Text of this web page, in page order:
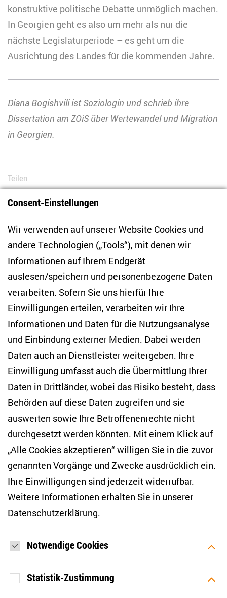
konstruktive politische Debatte unmöglich machen.
In Georgien geht es also um mehr als nur die
nächste Legislaturperiode – es geht um die
Ausrichtung des Landes für die kommenden Jahre.
Diana Bogishviliist Soziologin und schrieb ihre
Dissertation am ZOiS über Wertewandel und Migration
in Georgien.
Teilen
BlueskyLinkedInFacebook
Zentrum für Osteuropa- und internationale
Studien
Anton-Wilhelm-Amo-Str. 60
10117 Berlin
Tel. +49 (30) 2005949-17
info(at)zois-berlin(dot)de
NEWSLETTER
E-Mail-Adresse eingeben*
Ich möchte regelmäßig über aktuelle Themen,
werden. Ich bin zudem damit einverstanden, dass meine
Interaktionen mit den Newslettern gemessen werden (z. B.
Öffnung der E-Mail, angeklickte Links), sodass das ZOiS den
Newsletter optimieren und weiterhin möglichst relevante
mit Wirkung für die Zukunft widerrufen (Abmeldelink in jeder
von HTML-Inhalten in Ihrem E-Mail-Programm
standardmäßig deaktivieren. Weitere Hinweise zum
Consent-Einstellungen
Wir verwenden auf unserer Website Cookies und
andere Technologien („Tools“), mit denen wir
Informationen auf Ihrem Endgerät
auslesen/speichern und personenbezogene Daten
verarbeiten. Sofern Sie uns hierfür Ihre
Einwilligungen erteilen, verarbeiten wir Ihre
Informationen und Daten für die Nutzungsanalyse
und Einbindung externer Medien. Dabei werden
Daten auch an Dienstleister weitergeben. Ihre
Einwilligung umfasst auch die Übermittlung Ihrer
Daten in Drittländer, wobei das Risiko besteht, dass
Behörden auf diese Daten zugreifen und sie
auswerten sowie Ihre Betroffenenrechte nicht
durchgesetzt werden könnten. Mit einem Klick auf
„Alle Cookies akzeptieren“ willigen Sie in die zuvor
genannten Vorgänge und Zwecke ausdrücklich ein.
Ihre Einwilligungen sind jederzeit widerrufbar.
Weitere Informationen erhalten Sie in unserer
Datenschutzerklärung.
Notwendige Cookies
Statistik-Zustimmung